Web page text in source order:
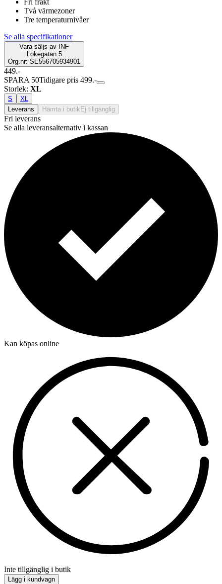
Två värmezoner
Tre temperaturnivåer
Se alla specifikationer
Vara säljs av
INF
Lokegatan 5
Org.nr: SE556705934901
449.-
SPARA 50Tidigare pris 499.-
Storlek: XL
S
XL
Leverans
Hämta i butik Ej tillgänglig
Fri leverans
Se alla leveransalternativ i kassan
Kan köpas online
Inte tillgänglig i butik
Lägg i kundvagn